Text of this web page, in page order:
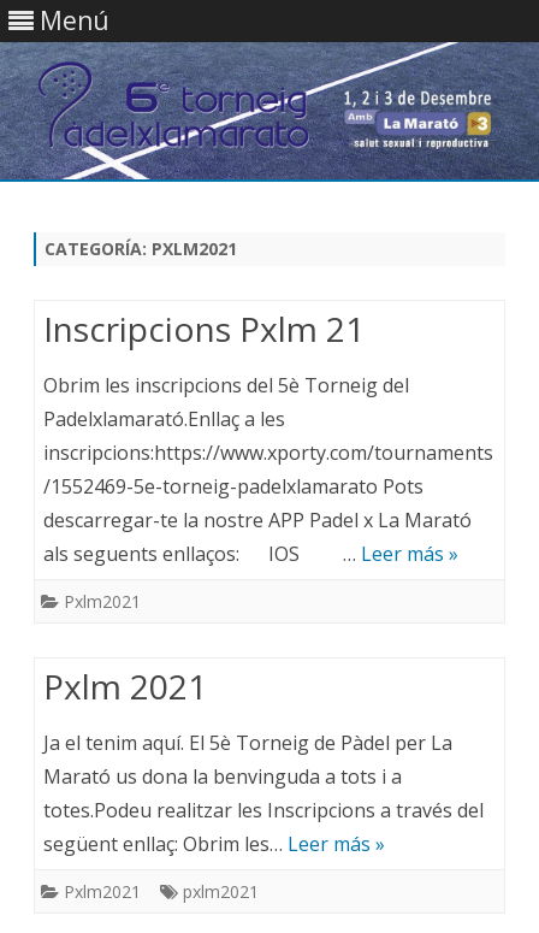
Menú
CATEGORÍA: PXLM2021
Inscripcions Pxlm 21
Obrim les inscripcions del 5è Torneig del
Padelxlamarató.Enllaç a les
inscripcions:https://www.xporty.com/tournaments
/1552469-5e-torneig-padelxlamarato Pots
descarregar-te la nostre APP Padel x La Marató
als seguents enllaços: IOS … Leer más »
Pxlm2021
Pxlm 2021
Ja el tenim aquí. El 5è Torneig de Pàdel per La
Marató us dona la benvinguda a tots i a
totes.Podeu realitzar les Inscripcions a través del
següent enllaç: Obrim les… Leer más »
Pxlm2021 pxlm2021